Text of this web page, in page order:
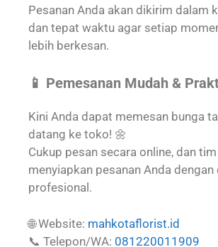
Pesanan Anda akan dikirim dalam
dan tepat waktu agar setiap
lebih berkesan.
📱 Pemesanan Mudah &
Kini Anda dapat memesan bunga
datang ke toko! 🌼
Cukup pesan secara online, dan
menyiapkan pesanan Anda
profesional.
🌐 Website: mahkotaflorist.id
📞 Telepon/WA: 081220011909